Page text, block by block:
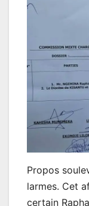
Propos
larmes. Cet
certain